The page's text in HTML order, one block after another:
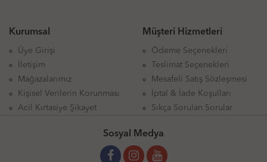
Kurumsal
Üye Girişi
İletişim
Mağazalarımız
Kişisel Verilerin Korunması
Acil Kırtasiye Şikayet
Müşteri Hizmetleri
Ödeme Seçenekleri
Teslimat Seçenekleri
Mesafeli Satış Sözleşmesi
İptal & İade Koşulları
Sıkça Sorulan Sorular
Sosyal Medya